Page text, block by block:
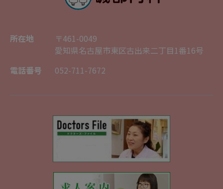
所在地
〒461-0049
愛知県名古屋市東区古出来二丁目1番16号
電話番号
052-711-7672